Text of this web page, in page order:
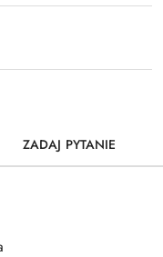
ZADAJ PYTANIE